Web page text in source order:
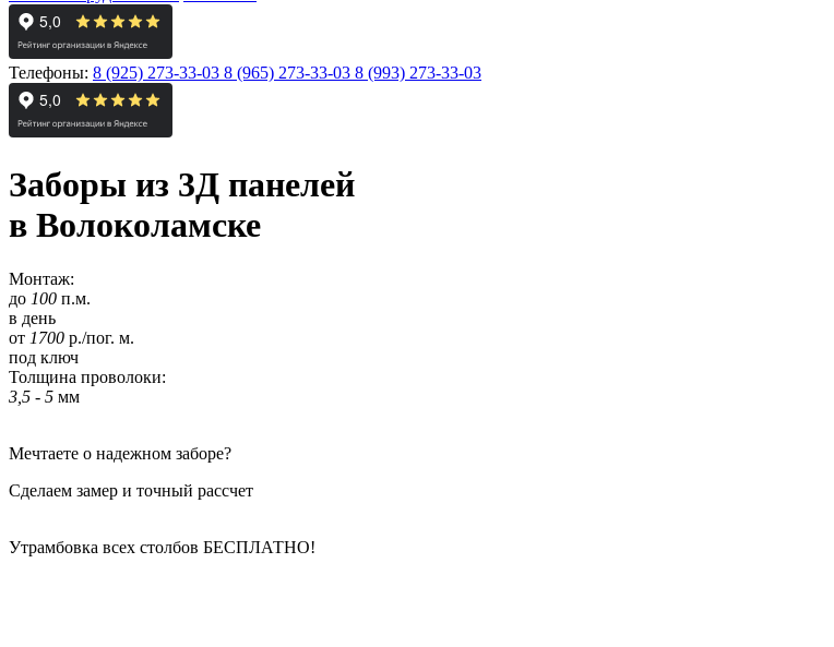
Телефоны: 8 (925) 273-33-03 8 (965) 273-33-03 8 (993) 273-33-03
Заборы из 3Д панелей
в Волоколамске
Монтаж:
до 100 п.м.
в день
от 1700 р./пог. м.
под ключ
Толщина проволоки:
3,5 - 5 мм
Мечтаете о надежном заборе?
Сделаем замер и точный рассчет
Утрамбовка всех столбов БЕСПЛАТНО!